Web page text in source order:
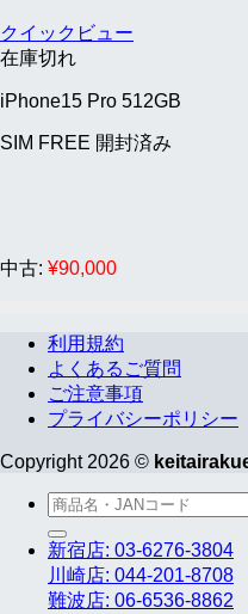
クイックビュー
在庫切れ
iPhone15 Pro 512GB
SIM FREE 開封済み
中古: ¥90,000
利用規約
よくあるご質問
ご注意事項
プライバシーポリシー
Copyright 2026 ©
検
索
対
象:
新宿店: 03-6276-3804
川崎店: 044-201-8708
難波店: 06-6536-8862